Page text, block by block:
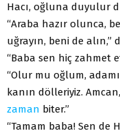
Hacı, oğluna duyulur
“Araba hazır olunca,
uğrayın, beni de alın,”
“Baba sen hiç zahmet
“Olur mu oğlum,
kanın dölleriyiz.
zaman biter.”
“Tamam baba! Sen de